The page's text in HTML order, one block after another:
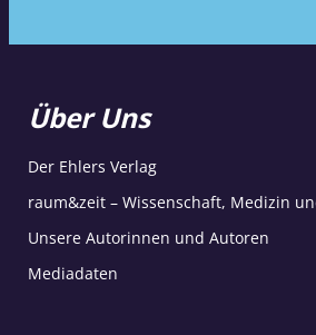
Über Uns
Der Ehlers Verlag
raum&zeit – Wissenschaft, Medizin
Unsere Autorinnen und Autoren
Mediadaten